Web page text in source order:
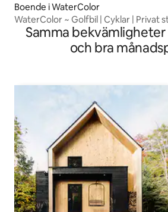
Boende i WaterColor
WaterColor ~ Golfbil | Cyklar | Privat
Samma
och bra